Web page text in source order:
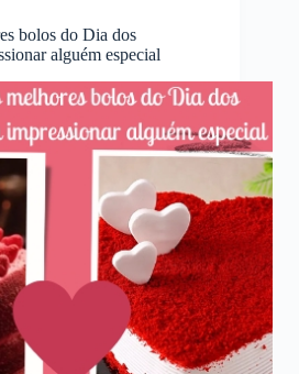
bolos do Dia dos
alguém especial